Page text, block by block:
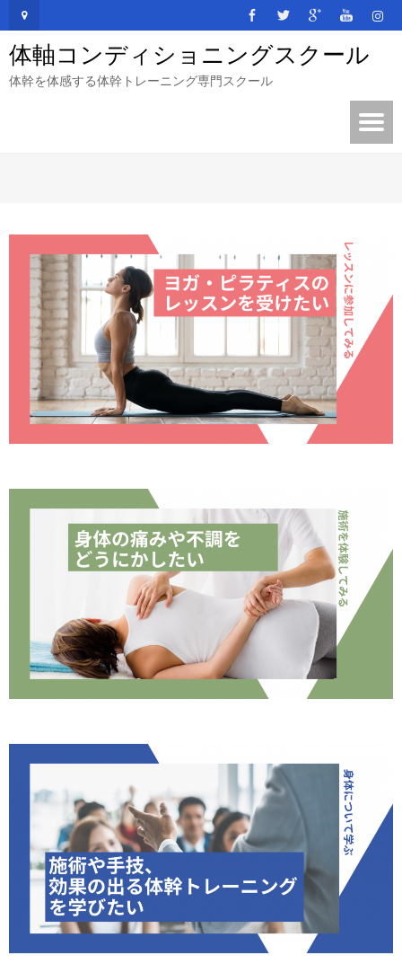
体軸コンディショニングスクール
体幹を体感する体幹トレーニング専門スクール